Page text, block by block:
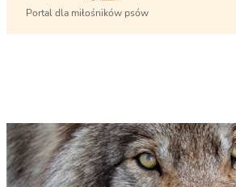
Portal dla miłośników psów